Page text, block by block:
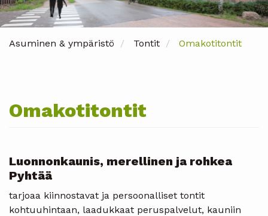
Asuminen & ympäristö Tontit Omakotitontit
Omakotitontit
Luonnonkaunis, merellinen ja rohkea
Pyhtää
tarjoaa kiinnostavat ja persoonalliset tontit
kohtuuhintaan, laadukkaat peruspalvelut, kauniin